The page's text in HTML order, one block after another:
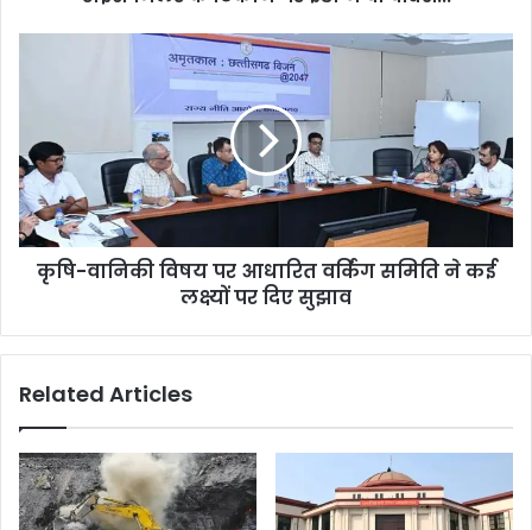
आधारित
वर्किंग
समिति
ने
कई
लक्ष्योंकृषि-वानिकी विषय पर आधारित वर्किंग समिति ने कई
लक्ष्यों पर दिए सुझाव
Related Articles